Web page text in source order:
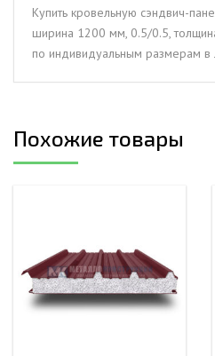
0.5/0.5,
толщина
мм,
Купить кровельную сэндвич-
ширина 1200 мм, 0.5/0.5,
по индивидуальным размерам
Похожие товары